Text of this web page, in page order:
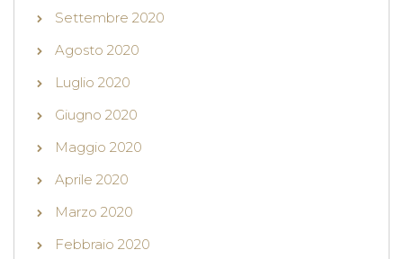
Settembre 2020
Agosto 2020
Luglio 2020
Giugno 2020
Maggio 2020
Aprile 2020
Marzo 2020
Febbraio 2020